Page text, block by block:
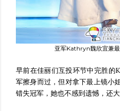
亚军Kathryn魏欣宜兼
早前在佳丽们互投环节中完胜
军擦身而过，但对拿下最上镜小
错失冠军，她也不感到遗憾，还